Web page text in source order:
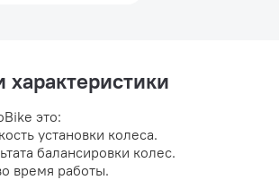
это:
установки колеса.
балансировки колес.
время работы.